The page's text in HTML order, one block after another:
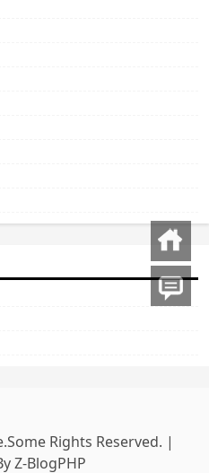
Rights Reserved. |
Z-BlogPHP
回到首页
发表评论